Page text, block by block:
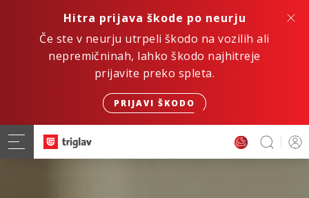
Hitra prijava škode po neurju
Če ste v neurju utrpeli škodo na vozilih ali
nepremičninah, lahko škodo najhitreje
prijavite preko spleta.
PRIJAVI ŠKODO